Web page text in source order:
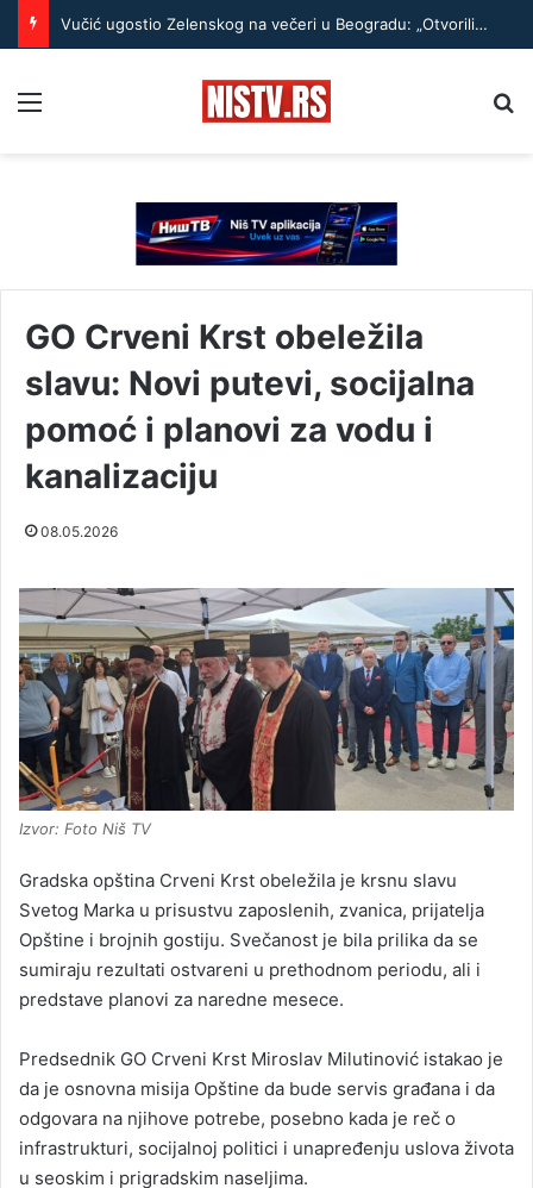
Vučić ugostio Zelenskog na večeri u Beogradu: „Otvorili smo razgovore o temama koje će biti u fokusu sastanaka“
GO Crveni Krst obeležila
slavu: Novi putevi, socijalna
pomoć i planovi za vodu i
kanalizaciju
08.05.2026
Izvor: Foto Niš TV
Gradska opština Crveni Krst obeležila je krsnu slavu
Svetog Marka u prisustvu zaposlenih, zvanica, prijatelja
Opštine i brojnih gostiju. Svečanost je bila prilika da se
sumiraju rezultati ostvareni u prethodnom periodu, ali i
predstave planovi za naredne mesece.
Predsednik GO Crveni Krst Miroslav Milutinović istakao je
da je osnovna misija Opštine da bude servis građana i da
odgovara na njihove potrebe, posebno kada je reč o
infrastrukturi, socijalnoj politici i unapređenju uslova života
u seoskim i prigradskim naseljima.